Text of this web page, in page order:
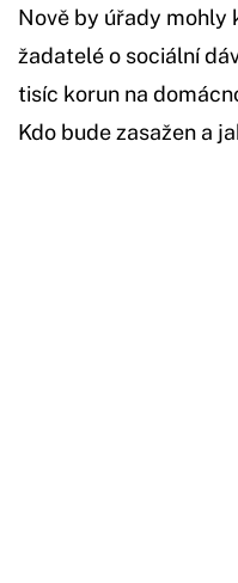
Nově by úřady mohly
žadatelé o sociální
tisíc korun na
Kdo bude zasažen a